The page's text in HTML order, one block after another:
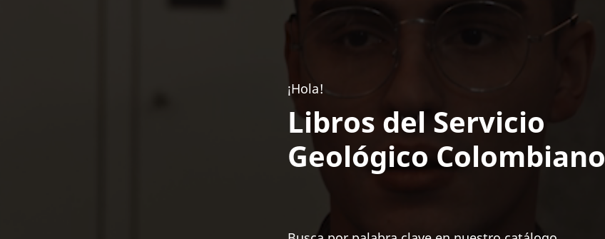
¡Hola!
Libros del Servicio
Geológico Colombiano